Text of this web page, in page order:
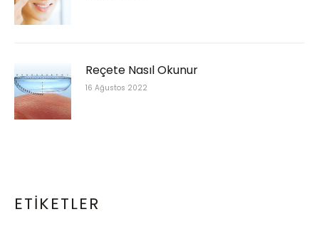
Reçete Nasıl Okunur
16 Ağustos 2022
ETIKETLER